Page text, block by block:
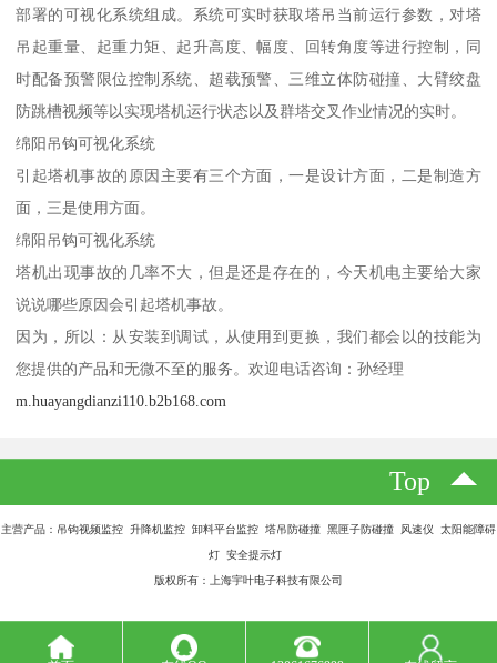
部署的可视化系统组成。系统可实时获取塔吊当前运行参数，对塔
吊起重量、起重力矩、起升高度、幅度、回转角度等进行控制，同
时配备预警限位控制系统、超载预警、三维立体防碰撞、大臂绞盘
防跳槽视频等以实现塔机运行状态以及群塔交叉作业情况的实时。
绵阳吊钩可视化系统
引起塔机事故的原因主要有三个方面，一是设计方面，二是制造方
面，三是使用方面。
绵阳吊钩可视化系统
塔机出现事故的几率不大，但是还是存在的，今天机电主要给大家
说说哪些原因会引起塔机事故。
因为，所以：从安装到调试，从使用到更换，我们都会以的技能为
您提供的产品和无微不至的服务。欢迎电话咨询：孙经理
m.huayangdianzi110.b2b168.com
Top
主营产品：吊钩视频监控 升降机监控 卸料平台监控 塔吊防碰撞 黑匣子防碰撞 风速仪 太阳能障碍
灯 安全提示灯
版权所有：上海宇叶电子科技有限公司